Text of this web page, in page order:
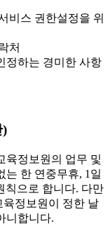
비스 권한설정을 위
처
정하는 경미한 사항
)
육정보원의 업무 및
는 한 연중무휴, 1일
칙으로 합니다. 다만
정보원이 정한 날
니합니다.